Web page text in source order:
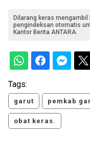
Dilarang keras
pengindeksan otomatis
Kantor Berita ANTARA.
Tags:
garut pemkab
obat keras.